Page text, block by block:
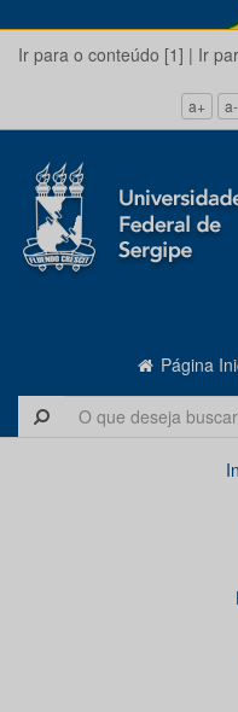
Ir para o conteúdo [1] | Ir
a+ a-
Página